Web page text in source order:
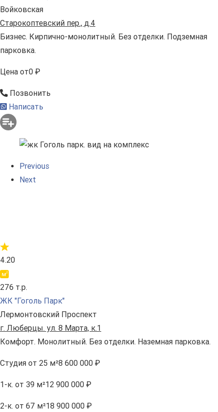
Войковская
Старокоптевский пер., д.4
Бизнес. Кирпично-монолитный. Без отделки. Подземная
парковка.
Цена от0 ₽
Позвонить
Написать
Previous
Next
4.20
276 т.р.
ЖК "Гоголь Парк"
Лермонтовский Проспект
г. Люберцы. ул. 8 Марта, к.1
Комфорт. Монолитный. Без отделки. Наземная парковка.
Студия от 25 м²8 600 000 ₽
1-к. от 39 м²12 900 000 ₽
2-к. от 67 м²18 900 000 ₽